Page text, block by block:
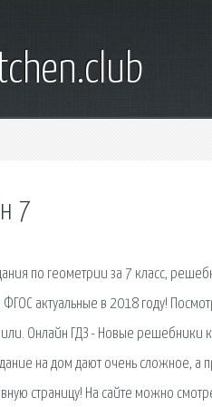
7
по геометрии за 7 класс,
актуальные в 2018 году!
или. Онлайн ГДЗ - Новые
на дом дают очень сложное, а
страницу! На сайте можно